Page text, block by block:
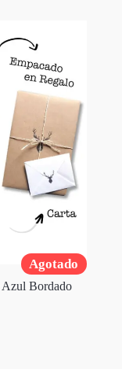
Agotado
Bordado